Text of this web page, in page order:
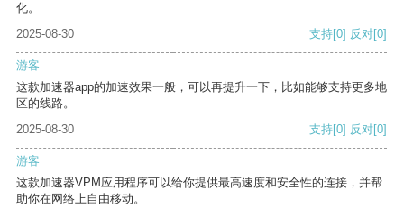
化。
2025-08-30
支持[0] 反对[0]
游客
这款加速器app的加速效果一般，可以再提升一下，比如能够支持更多地
区的线路。
2025-08-30
支持[0] 反对[0]
游客
这款加速器VPM应用程序可以给你提供最高速度和安全性的连接，并帮
助你在网络上自由移动。